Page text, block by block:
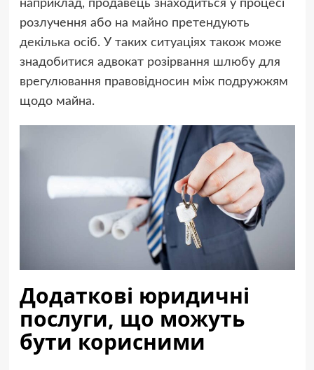
наприклад, продавець знаходиться у процесі
розлучення або на майно претендують
декілька осіб. У таких ситуаціях також може
знадобитися адвокат розірвання шлюбудля
врегулювання правовідносин між подружжям
щодо майна.
Додаткові юридичні
послуги, що можуть
бути корисними